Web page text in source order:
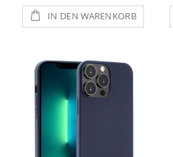
IN DEN WARENKORB